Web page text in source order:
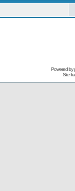
Powered by
Site